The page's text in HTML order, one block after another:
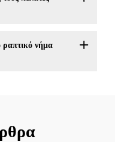
ραπτικό νήμα